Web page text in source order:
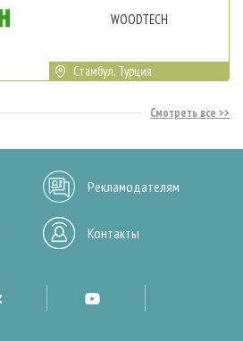
WOODTECH
Стамбул, Турция
Смотреть все
Рекламодателям
Контакты